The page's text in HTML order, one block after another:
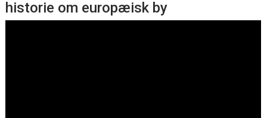
historie om europæisk by